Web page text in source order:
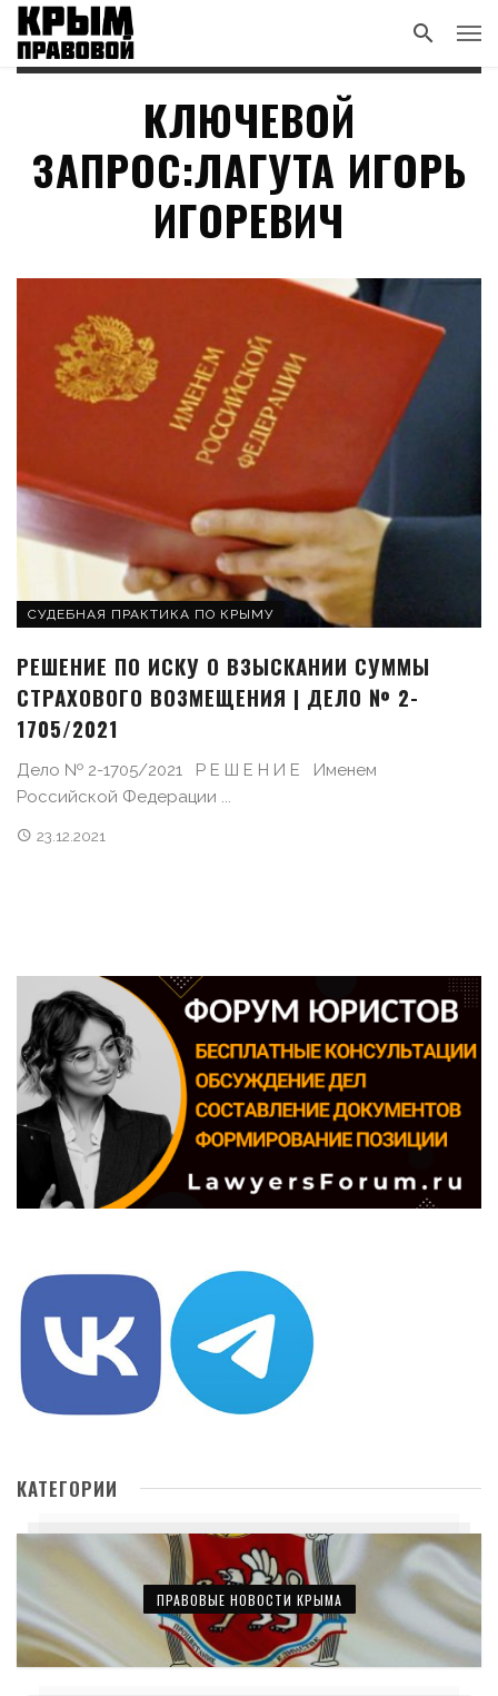
КЛЮЧЕВОЙ
ЗАПРОС:ЛАГУТА ИГОРЬ
ИГОРЕВИЧ
СУДЕБНАЯ ПРАКТИКА ПО КРЫМУ
РЕШЕНИЕ ПО ИСКУ О ВЗЫСКАНИИ СУММЫ
СТРАХОВОГО ВОЗМЕЩЕНИЯ | ДЕЛО № 2-
1705/2021
Дело № 2-1705/2021 Р Е Ш Е Н И Е Именем
Российской Федерации ...
23.12.2021
КАТЕГОРИИ
ПРАВОВЫЕ НОВОСТИ КРЫМА